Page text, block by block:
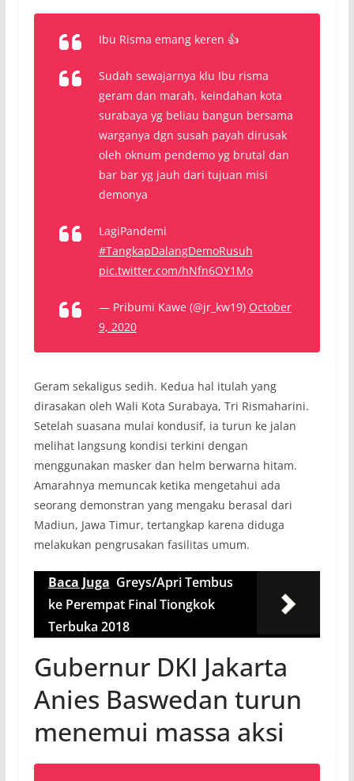
Ibu Risma emang keren 👍
Sudah sewajarnya klu Ibu risma
geram dan marah, keindahan kota
surabaya yg beliau bangun bersama
warganya dgn susah payah dirusak
oleh oknum pendemo yg brutal dan
bar bar yg jauh dari tujuan misi
demonya
LagiPandemi
#TangkapDalangDemoRusuh
pic.twitter.com/hNfn6OY1Mo
— Pribumi Kawe (@jr_kw19) October
9, 2020
Geram sekaligus sedih. Kedua hal itulah yang
dirasakan oleh Wali Kota Surabaya, Tri Rismaharini.
Setelah suasana mulai kondusif, ia turun ke jalan
melihat langsung kondisi terkini dengan
menggunakan masker dan helm berwarna hitam.
Amarahnya memuncak ketika mengetahui ada
seorang demonstran yang mengaku berasal dari
Madiun, Jawa Timur, tertangkap karena diduga
melakukan pengrusakan fasilitas umum.
Baca Juga Greys/Apri Tembus
ke Perempat Final Tiongkok
Terbuka 2018
Gubernur DKI Jakarta
Anies Baswedan turun
menemui massa aksi